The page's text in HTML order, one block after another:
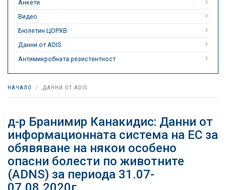
Анкети
Видео
Бюлетин ЦОРХВ
Данни от ADIS
Антимикробната резистентност
НАЧАЛО ДАННИ ОТ ADIS
д-р Бранимир Канакидис: Данни от
информационната система на ЕС за
обявяване на някои особено
опасни болести по животните
(ADNS) за периода 31.07-